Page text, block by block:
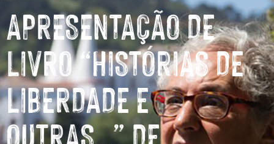
APRESENTAÇÃO DE
LIVRO “HISTÓRIAS DE
LIBERDADE E
OUTRAS…” DE